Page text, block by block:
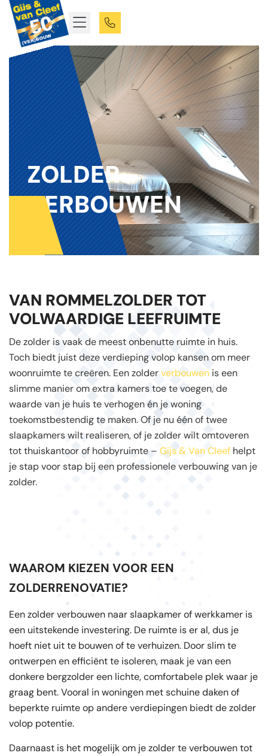
ZOLDER
VERBOUWEN
VAN ROMMELZOLDER TOT
VOLWAARDIGE LEEFRUIMTE
De zolder is vaak de meest onbenutte ruimte in huis.
Toch biedt juist deze verdieping volop kansen om meer
woonruimte te creëren. Een zolderverbouwen is een
slimme manier om extra kamers toe te voegen, de
waarde van je huis te verhogen én je woning
toekomstbestendig te maken. Of je nu één of twee
slaapkamers wilt realiseren, of je zolder wilt omtoveren
tot thuiskantoor of hobbyruimte – Gijs & Van Cleef helpt
je stap voor stap bij een professionele verbouwing van je
zolder.
WAAROM KIEZEN VOOR EEN
ZOLDERRENOVATIE?
Een zolder verbouwen naar slaapkamer of werkkamer is
een uitstekende investering. De ruimte is er al, dus je
hoeft niet uit te bouwen of te verhuizen. Door slim te
ontwerpen en efficiënt te isoleren, maak je van een
donkere bergzolder een lichte, comfortabele plek waar je
graag bent. Vooral in woningen met schuine daken of
beperkte ruimte op andere verdiepingen biedt de zolder
volop potentie.
Daarnaast is het mogelijk om je zolder te verbouwen tot